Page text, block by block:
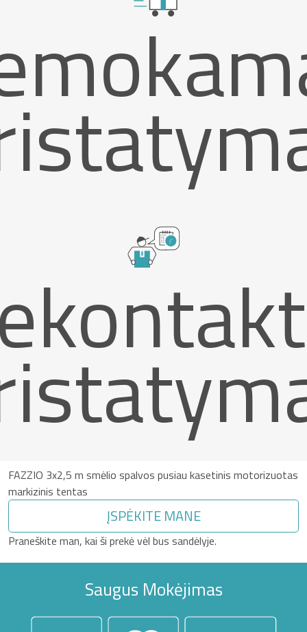
FAZZIO 3x2,5 m smėlio spalvos pusiau kasetinis motorizuotas
markizinis tentas
ĮSPĖKITE MANE
Praneškite man, kai ši prekė vėl bus sandėlyje.
Saugus Mokėjimas